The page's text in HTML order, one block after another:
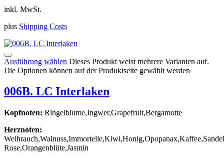
inkl. MwSt.
plus Shipping Costs
Ausführung wählen Dieses Produkt weist mehrere Varianten auf.
Die Optionen können auf der Produktseite gewählt werden
006B. LC Interlaken
Kopfnoten: Ringelblume,Ingwer,Grapefruit,Bergamotte
Herznoten:
Rose,Orangenblüte,Jasmin